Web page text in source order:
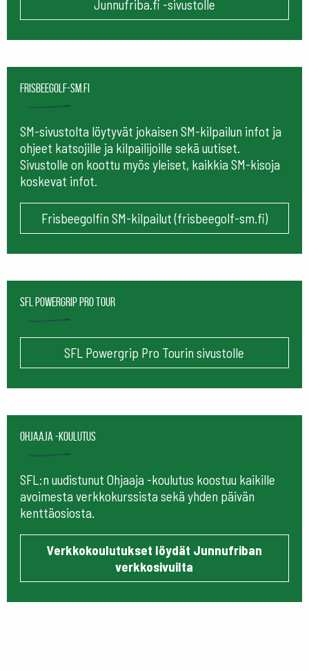
Junnufriba.fi -sivustolle
frisbeegolf-sm.fi
SM-sivustolta löytyvät jokaisen SM-kilpailun infot ja
ohjeet katsojille ja kilpailijoille sekä uutiset.
Sivustolle on koottu myös yleiset, kaikkia SM-kisoja
koskevat infot.
Frisbeegolfin SM-kilpailut (frisbeegolf-sm.fi)
SFL Powergrip Pro Tour
SFL Powergrip Pro Tourin sivustolle
Ohjaaja -koulutus
SFL:n uudistunut Ohjaaja -koulutus koostuu kaikille
avoimesta verkkokurssista sekä yhden päivän
kenttäosiosta.
Verkkokoulutukset löydät Junnufriban
verkkosivuilta